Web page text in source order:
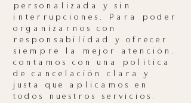
personalizada y sin
interrupciones. Para poder
organizarnos con
responsabilidad y ofrecer
siempre la mejor atención,
contamos con una política
de cancelación clara y
justa que aplicamos en
todos nuestros servicios.